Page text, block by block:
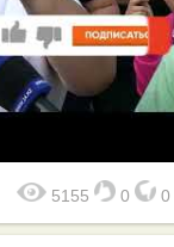
5155 0 0